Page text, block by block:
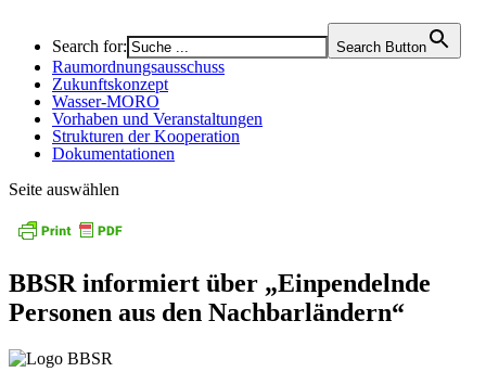
Search for: Search Button
Raumordnungsausschuss
Zukunftskonzept
Wasser-MORO
Vorhaben und Veranstaltungen
Strukturen der Kooperation
Dokumentationen
Seite auswählen
BBSR informiert über „Einpendelnde
Personen aus den Nachbarländern“